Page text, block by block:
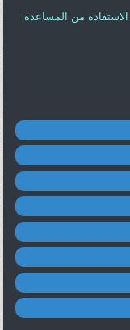
من المساعدة